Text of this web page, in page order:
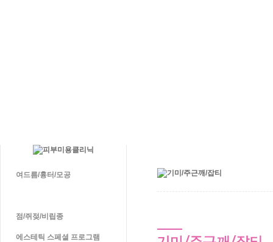
여드름/흉터/모공
점/쥐젖/비립종
에스테틱 스페셜 프로그램